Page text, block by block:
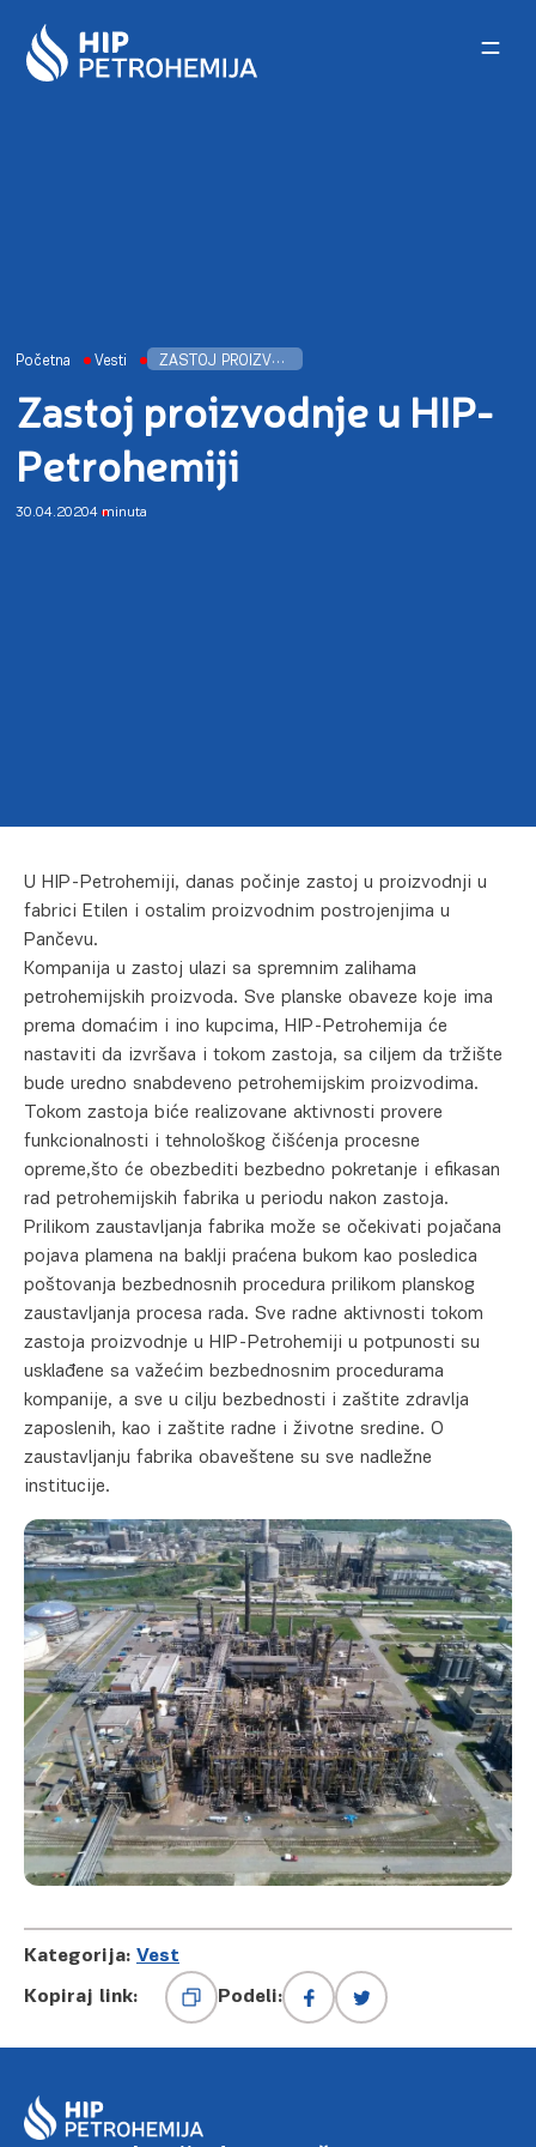
Početna Vesti ZASTOJ PROIZVODNJE U HIP-PETROHEMIJI
Zastoj proizvodnje u HIP-
Petrohemiji
30.04.20204 minuta
U HIP-Petrohemiji, danas počinje zastoj u proizvodnji u
fabrici Etilen i ostalim proizvodnim postrojenjima u
Pančevu.
Kompanija u zastoj ulazi sa spremnim zalihama
petrohemijskih proizvoda. Sve planske obaveze koje ima
prema domaćim i ino kupcima, HIP-Petrohemija će
nastaviti da izvršava i tokom zastoja, sa ciljem da tržište
bude uredno snabdeveno petrohemijskim proizvodima.
Tokom zastoja biće realizovane aktivnosti provere
funkcionalnosti i tehnološkog čišćenja procesne
opreme,što će obezbediti bezbedno pokretanje i efikasan
rad petrohemijskih fabrika u periodu nakon zastoja.
Prilikom zaustavljanja fabrika može se očekivati pojačana
pojava plamena na baklji praćena bukom kao posledica
poštovanja bezbednosnih procedura prilikom planskog
zaustavljanja procesa rada. Sve radne aktivnosti tokom
zastoja proizvodnje u HIP-Petrohemiji u potpunosti su
usklađene sa važećim bezbednosnim procedurama
kompanije, a sve u cilju bezbednosti i zaštite zdravlja
zaposlenih, kao i zaštite radne i životne sredine. O
zaustavljanju fabrika obaveštene su sve nadležne
institucije.
Kategorija: Vest
Kopiraj link: Podeli: